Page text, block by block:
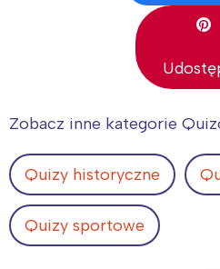
Zobacz inne kategorie
Quizy historyczne
Quizy sportowe